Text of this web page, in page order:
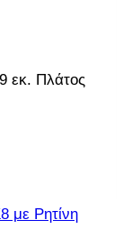
εκ. Πλάτος